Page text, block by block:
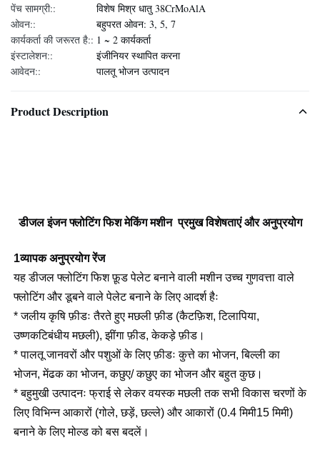
पेंच सामग्री::
विशेष मिश्र धातु 38CrMoAlA
ओवन::
बहुपरत ओवन: 3, 5, 7
कार्यकर्ता की जरूरत है:: 1 ~ 2 कार्यकर्ता
इंस्टालेशन::
इंजीनियर स्थापित करना
आवेदन::
पालतू भोजन उत्पादन
Product Description
डीजल इंजन फ्लोटिंग फिश मेकिंग मशीन ️ प्रमुख विशेषताएं और अनुप्रयोग
1व्यापक अनुप्रयोग रेंज
यह डीजल फ्लोटिंग फिश फ़ूड पेलेट बनाने वाली मशीन उच्च गुणवत्ता वाले
फ्लोटिंग और डूबने वाले पेलेट बनाने के लिए आदर्श हैः
* जलीय कृषि फ़ीडः तैरते हुए मछली फ़ीड (कैटफ़िश, टिलापिया,
उष्णकटिबंधीय मछली), झींगा फ़ीड, केकड़े फ़ीड।
* पालतू जानवरों और पशुओं के लिए फ़ीडः कुत्ते का भोजन, बिल्ली का
भोजन, मेंढक का भोजन, कछुए/ कछुए का भोजन और बहुत कुछ।
* बहुमुखी उत्पादनः फ्राई से लेकर वयस्क मछली तक सभी विकास चरणों के
लिए विभिन्न आकारों (गोले, छड़ें, छल्ले) और आकारों (0.4 मिमी15 मिमी)
बनाने के लिए मोल्ड को बस बदलें।